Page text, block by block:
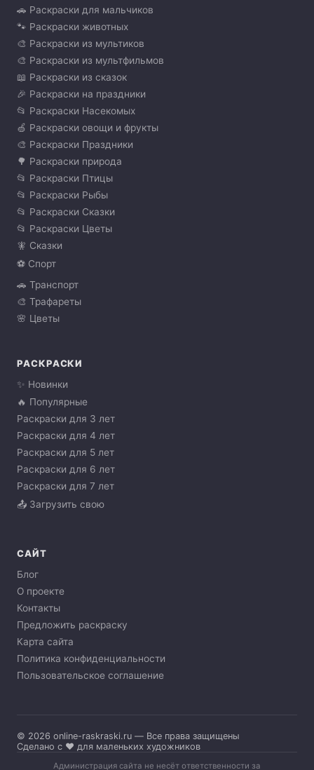
🚗 Раскраски для мальчиков
🐾 Раскраски животных
🎨 Раскраски из мультиков
🎨 Раскраски из мультфильмов
📖 Раскраски из сказок
🎉 Раскраски на праздники
📂 Раскраски Насекомых
🍏 Раскраски овощи и фрукты
🎨 Раскраски Праздники
🌳 Раскраски природа
📂 Раскраски Птицы
📂 Раскраски Рыбы
📂 Раскраски Сказки
📂 Раскраски Цветы
🧚 Сказки
⚽ Спорт
🚗 Транспорт
🎨 Трафареты
🌸 Цветы
РАСКРАСКИ
✨ Новинки
🔥 Популярные
Раскраски для 3 лет
Раскраски для 4 лет
Раскраски для 5 лет
Раскраски для 6 лет
Раскраски для 7 лет
📤 Загрузить свою
САЙТ
Блог
О проекте
Контакты
Предложить раскраску
Карта сайта
Политика конфиденциальности
Пользовательское соглашение
© 2026 online-raskraski.ru — Все права защищены
Сделано с ❤️ для маленьких художников
Администрация сайта не несёт ответственности за